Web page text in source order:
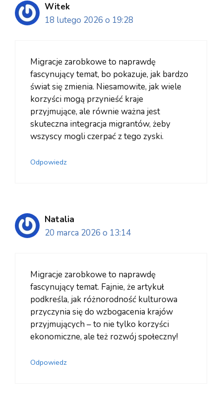
Witek
18 lutego 2026 o 19:28
Migracje zarobkowe to naprawdę
fascynujący temat, bo pokazuje, jak bardzo
świat się zmienia. Niesamowite, jak wiele
korzyści mogą przynieść kraje
przyjmujące, ale równie ważna jest
skuteczna integracja migrantów, żeby
wszyscy mogli czerpać z tego zyski.
Odpowiedz
Natalia
20 marca 2026 o 13:14
Migracje zarobkowe to naprawdę
fascynujący temat. Fajnie, że artykuł
podkreśla, jak różnorodność kulturowa
przyczynia się do wzbogacenia krajów
przyjmujących – to nie tylko korzyści
ekonomiczne, ale też rozwój społeczny!
Odpowiedz